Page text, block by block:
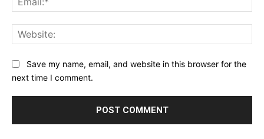
Save my name, email, and website in this browser for the
next time I comment.